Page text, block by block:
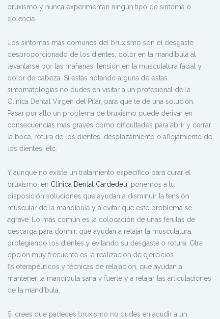
bruxismo y nunca experimentan ningún tipo de síntoma o
dolencia.
Los síntomas más comunes del bruxismo son el desgaste
desproporcionado de los dientes, dolor en la mandíbula al
levantarse por las mañanas, tensión en la musculatura facial y
dolor de cabeza. Si estás notando alguna de estas
sintomatologías no dudes en visitar a un profesional de la
Clínica Dental Virgen del Pilar, para que te dé una solución.
Pasar por alto un problema de bruxismo puede derivar en
consecuencias más graves como dificultades para abrir y cerrar
la boca, rotura de los dientes, desplazamiento o aflojamiento de
los dientes, etc.
Y aunque no existe un tratamiento específico para curar el
bruxismo, en Clínica Dental Cardedeu , ponemos a tu
disposición soluciones que ayudan a disminuir la tensión
muscular de la mandíbula y a evitar que este problema se
agrave. Lo más común es la colocación de unas férulas de
descarga para dormir, que ayudan a relajar la musculatura,
protegiendo los dientes y evitando su desgaste o rotura. Otra
opción muy frecuente es la realización de ejercicios
fisioterapéuticos y técnicas de relajación, que ayudan a
mantener la mandíbula sana y fuerte y a relajar las articulaciones
de la mandíbula.
Si crees que padeces bruxismo no dudes en acudir a un